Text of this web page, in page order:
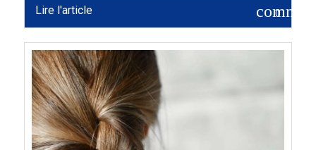
Lire l'article 0